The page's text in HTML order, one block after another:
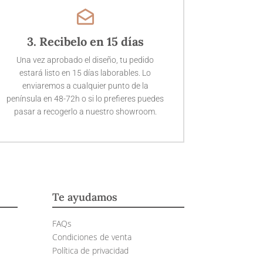
drafts
3. Recibelo en 15 días
Una vez aprobado el diseño, tu pedido
estará listo en 15 días laborables. Lo
enviaremos a cualquier punto de la
península en 48-72h o si lo prefieres puedes
pasar a recogerlo a nuestro showroom.
Te ayudamos
FAQs
Condiciones de venta
Política de privacidad